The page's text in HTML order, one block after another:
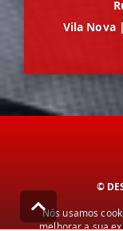
Vila Nova |
©
Nós usamos
melhorar a sua